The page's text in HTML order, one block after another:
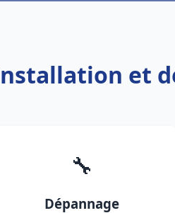
et
🔧
Dépannage